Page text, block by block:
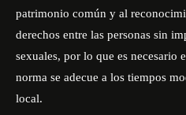
patrimonio común y al
derechos entre las personas sin
sexuales, por lo que es necesario
norma se adecue a los tiempos
local.